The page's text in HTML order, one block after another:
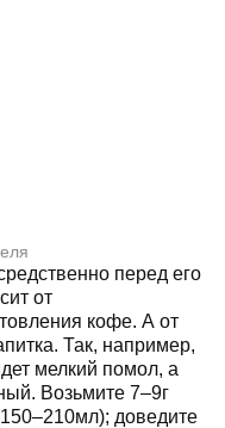
перед его
от
кофе. А от
Так, например,
мелкий помол, а
Возьмите 7–9г
доведите